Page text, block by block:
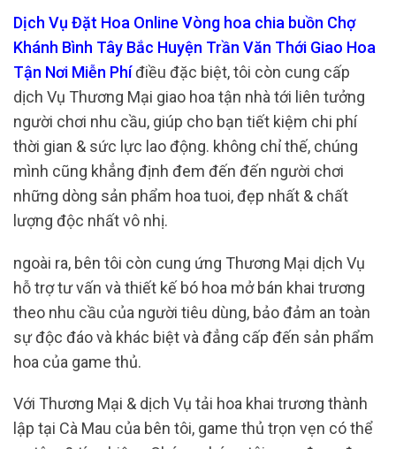
Dịch Vụ Đặt Hoa Online Vòng hoa chia buồn Chợ
Khánh Bình Tây Bắc Huyện Trần Văn Thới Giao Hoa
Tận Nơi Miễn Phíđiều đặc biệt, tôi còn cung cấp
dịch Vụ Thương Mại giao hoa tận nhà tới liên tưởng
người chơi nhu cầu, giúp cho bạn tiết kiệm chi phí
thời gian & sức lực lao động. không chỉ thế, chúng
mình cũng khẳng định đem đến đến người chơi
những dòng sản phẩm hoa tuoi, đẹp nhất & chất
lượng độc nhất vô nhị.
ngoài ra, bên tôi còn cung ứng Thương Mại dịch Vụ
hỗ trợ tư vấn và thiết kế bó hoa mở bán khai trương
theo nhu cầu của người tiêu dùng, bảo đảm an toàn
sự độc đáo và khác biệt và đẳng cấp đến sản phẩm
hoa của game thủ.
Với Thương Mại & dịch Vụ tải hoa khai trương thành
lập tại Cà Mau của bên tôi, game thủ trọn vẹn có thể